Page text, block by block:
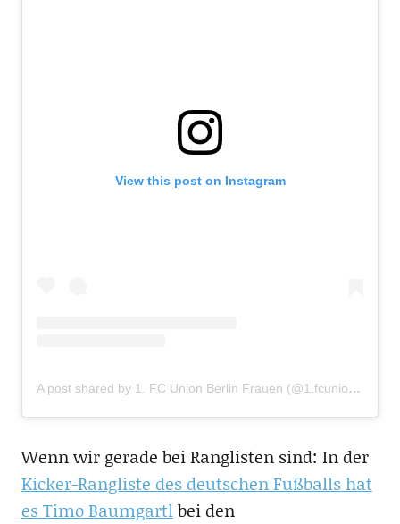
View this post on Instagram
A post shared by 1. FC Union Berlin Frauen (@1.fcunionberlinfrauen)
Wenn wir gerade bei Ranglisten sind: In der
Kicker-Rangliste des deutschen Fußballs hat
es Timo Baumgartlbei den